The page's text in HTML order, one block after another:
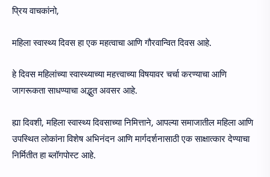
प्रिय वाचकांनो,
महिला स्वास्थ्य दिवस हा एक महत्वाचा आणि गौरवान्वित दिवस आहे.
हे दिवस महिलांच्या स्वास्थ्याच्या महत्त्वाच्या विषयावर चर्चा करण्याचा आणि
जागरूकता साधण्याचा अद्भुत अवसर आहे.
ह्या दिवशी, महिला स्वास्थ्य दिवसाच्या निमित्ताने, आपल्या समाजातील महिला आणि
उपस्थित लोकांना विशेष अभिनंदन आणि मार्गदर्शनासाठी एक साक्षात्कार देण्याचा
निर्मितीत हा ब्लॉगपोस्ट आहे.